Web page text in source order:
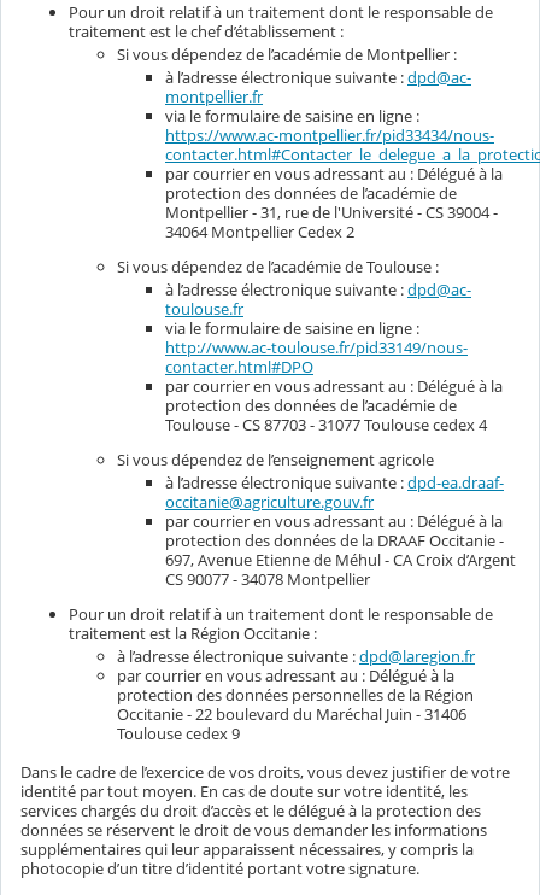
Pour un droit relatif à un traitement dont le responsable de
traitement est le chef d’établissement :
Si vous dépendez de l’académie de Montpellier :
à l’adresse électronique suivante :dpd@ac-
montpellier.fr
via le formulaire de saisine en ligne :
https://www.ac-montpellier.fr/pid33434/nous-
par courrier en vous adressant au : Délégué à la
protection des données de l’académie de
Montpellier - 31, rue de l'Université - CS 39004 -
34064 Montpellier Cedex 2
Si vous dépendez de l’académie de Toulouse :
à l’adresse électronique suivante :dpd@ac-
toulouse.fr
via le formulaire de saisine en ligne :
http://www.ac-toulouse.fr/pid33149/nous-
contacter.html#DPO
par courrier en vous adressant au : Délégué à la
protection des données de l’académie de
Toulouse - CS 87703 - 31077 Toulouse cedex 4
Si vous dépendez de l’enseignement agricole
à l’adresse électronique suivante :dpd-ea.draaf-
occitanie@agriculture.gouv.fr
par courrier en vous adressant au : Délégué à la
protection des données de la DRAAF Occitanie -
697, Avenue Etienne de Méhul - CA Croix d’Argent
CS 90077 - 34078 Montpellier
Pour un droit relatif à un traitement dont le responsable de
traitement est la Région Occitanie :
à l’adresse électronique suivante :dpd@laregion.fr
par courrier en vous adressant au : Délégué à la
protection des données personnelles de la Région
Occitanie - 22 boulevard du Maréchal Juin - 31406
Toulouse cedex 9
Dans le cadre de l’exercice de vos droits, vous devez justifier de votre
identité par tout moyen. En cas de doute sur votre identité, les
services chargés du droit d’accès et le délégué à la protection des
données se réservent le droit de vous demander les informations
supplémentaires qui leur apparaissent nécessaires, y compris la
photocopie d’un titre d’identité portant votre signature.